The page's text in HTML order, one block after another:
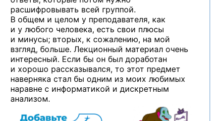
расшифровывать всей группой.
В общем и целом у преподавателя, как
и у любого человека, есть свои плюсы
и минусы; вторых, к сожалению, на мой
взгляд, больше. Лекционный материал очень
интересный. Если бы он был доработан
и хорошо рассказывался, то этот предмет
наверняка стал бы одним из моих любимых
наравне с информатикой и дискретным
анализом.